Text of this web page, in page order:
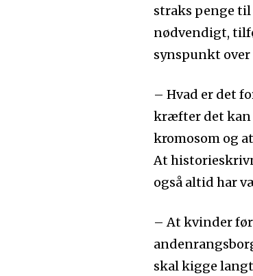
straks penge til
nødvendigt,
synspunkt over
– Hvad er det
kræfter det kan
kromosom og
At
også altid har
– At kvinder
skal kigge